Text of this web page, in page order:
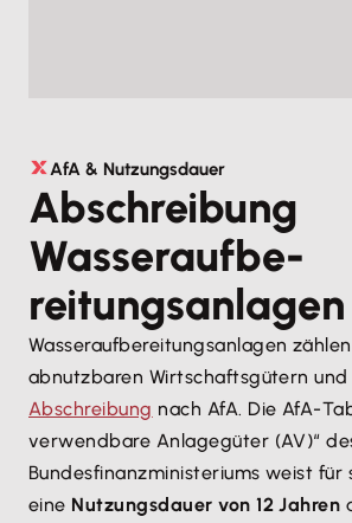
AfA & Nutzungsdauer
Abschreibung
Wasseraufbe­
reitungsanlagen
Wasseraufbereitungsanlagen
abnutzbaren Wirtschaftsgütern
Abschreibung nach AfA. Die AfA-
verwendbare Anlagegüter (AV)“
Bundesfinanzministeriums weist für
eine Nutzungsdauer von 12 Jahren